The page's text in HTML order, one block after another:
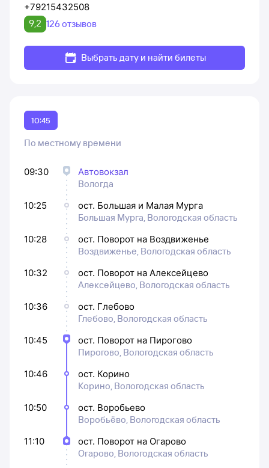
+79215432508
9,2 126 отзывов
Выбрать дату и найти билеты
10:45
По местному времени
09:30
Автовокзал
Вологда
10:25
ост. Большая и Малая Мурга
Большая Мурга, Вологодская область
10:28
ост. Поворот на Воздвиженье
Воздвиженье, Вологодская область
10:32
ост. Поворот на Алексейцево
Алексейцево, Вологодская область
10:36
ост. Глебово
Глебово, Вологодская область
10:45
ост. Поворот на Пирогово
Пирогово, Вологодская область
10:46
ост. Корино
Корино, Вологодская область
10:50
ост. Воробьево
Воробьёво, Вологодская область
11:10
ост. Поворот на Огарово
Огарово, Вологодская область